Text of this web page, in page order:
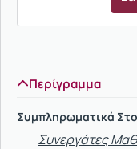
Περίγραμμα
Συμπληρωματικά
Συνεργάτες